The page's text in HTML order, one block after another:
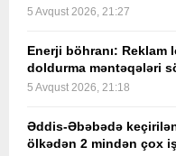
5 Avqust 2026, 21:27
Enerji böhranı:
doldurma məntəqələri
5 Avqust 2026, 21:18
Əddis-Əbəbədə
ölkədən 2 mindən çox